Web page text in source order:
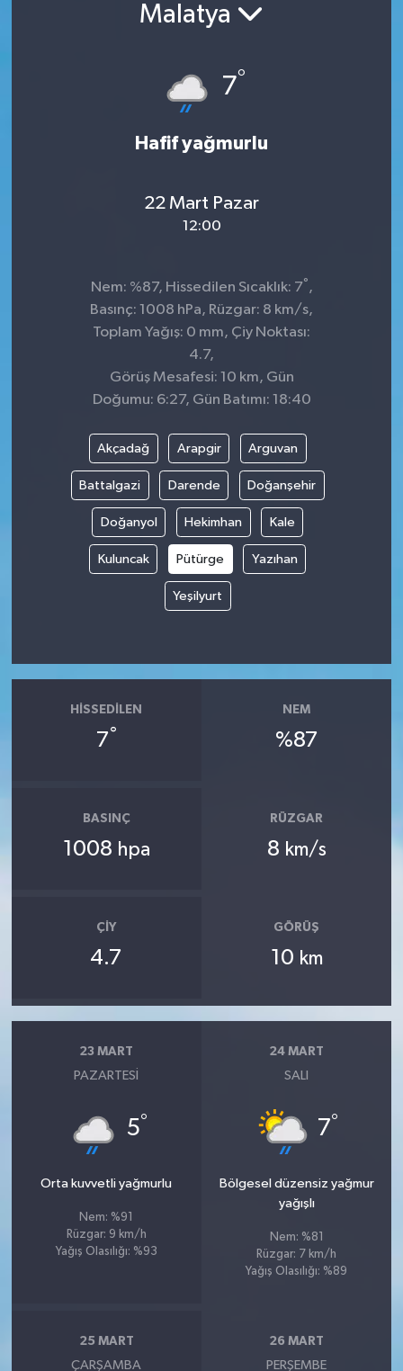
Malatya
7°
Hafif yağmurlu
22 Mart Pazar
12:00
Nem: %87, Hissedilen Sıcaklık: 7° ,
Basınç: 1008 hPa, Rüzgar: 8 km/s,
Toplam Yağış: 0 mm, Çiy Noktası:
4.7,
Görüş Mesafesi: 10 km, Gün
Doğumu: 6:27, Gün Batımı: 18:40
Akçadağ Arapgir Arguvan
Battalgazi Darende Doğanşehir
Doğanyol Hekimhan Kale
Kuluncak Pütürge Yazıhan
Yeşilyurt
HISSEDILEN
7°
NEM
%87
BASINÇ
1008 hpa
RÜZGAR
8 km/s
ÇIY
4.7
GÖRÜŞ
10 km
23 MART
PAZARTESI
5°
Orta kuvvetli yağmurlu
Nem: %91
Rüzgar: 9 km/h
Yağış Olasılığı: %93
24 MART
SALI
7°
Bölgesel düzensiz yağmur
yağışlı
Nem: %81
Rüzgar: 7 km/h
Yağış Olasılığı: %89
25 MART
ÇARŞAMBA
26 MART
PERŞEMBE